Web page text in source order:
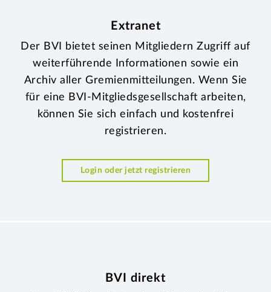
Extranet
Der BVI bietet seinen Mitgliedern Zugriff auf
weiterführende Informationen sowie ein
Archiv aller Gremienmitteilungen. Wenn Sie
für eine BVI-Mitgliedsgesellschaft arbeiten,
können Sie sich einfach und kostenfrei
registrieren.
Login oder jetzt registrieren
BVI direkt